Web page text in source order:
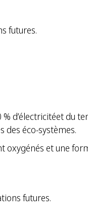
futures.
d’électricitéet du
des éco-systèmes.
oxygénés et une
futures.